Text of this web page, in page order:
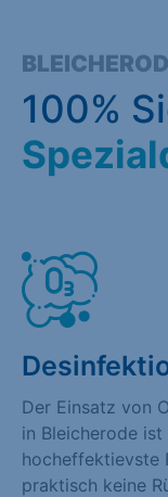
100%
Der Einsatz von
in Bleicherode
hocheffektievste
praktisch keine